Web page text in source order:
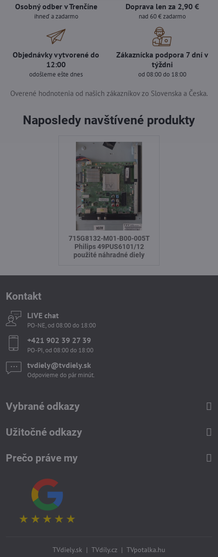
Osobný odber v Trenčíne
ihneď a zadarmo
Doprava len za 2,90 €
nad 60 € zadarmo
Objednávky vytvorené do
12:00
odošleme ešte dnes
Zákaznícka podpora 7 dní v
týždni
od 08:00 do 18:00
Overené hodnotenia od našich zákazníkov zo Slovenska a Česka.
Naposledy navštívené produkty
715G8132-M01-B00-005T
Philips 49PUS6101/12
použité náhradné diely
Kontakt
LIVE chat
PO-NE, od 08:00 do 18:00
+421 902 39 27 39
PO-PI, od 08:00 do 18:00
tvdiely​​@tvdiely​​.sk
Odpovieme do pár minút.
Vybrané odkazy
Užitočné odkazy
Prečo práve my
TVdiely.sk | TVdíly.cz | TVpotalka.hu